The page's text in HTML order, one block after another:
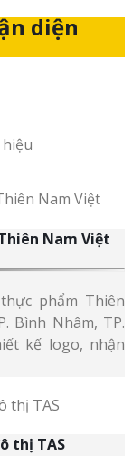
diện
Nam Việt
phẩm Thiên
Bình Nhâm, TP.
kế logo, nhận
thị TAS